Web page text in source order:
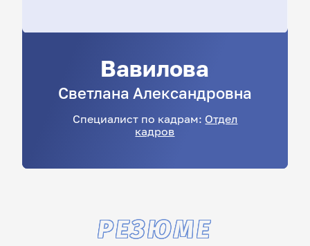
Вавилова
Светлана Александровна
Специалист по кадрам: Отдел
кадров
РЕЗЮМЕ